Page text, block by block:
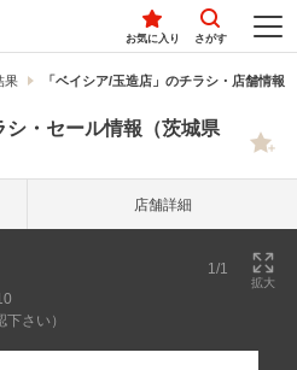
お気に入り さがす
果 「ベイシア/玉造店」のチラシ・店舗情報
・セール情報（茨城県
店舗詳細
1/1
拡大
さい）